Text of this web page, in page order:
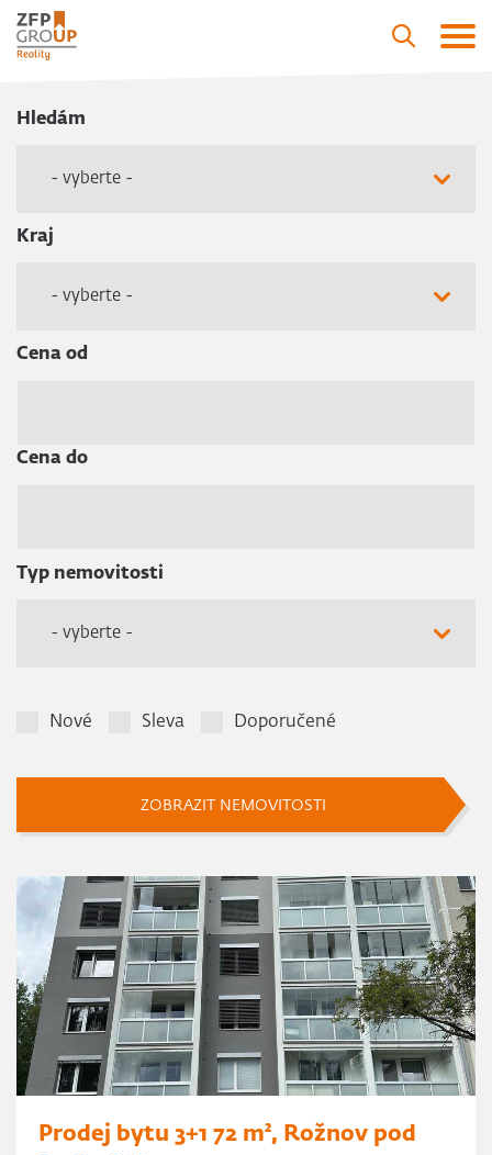
Hledám
- vyberte -
Kraj
- vyberte -
Cena od
Cena do
Typ nemovitosti
- vyberte -
Nové Sleva Doporučené
ZOBRAZIT NEMOVITOSTI
Prodej bytu 3+1 72 m², Rožnov pod